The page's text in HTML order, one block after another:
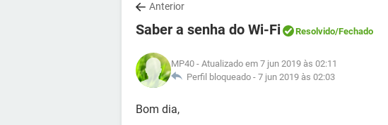
Anterior
Saber a senha do Wi-Fi Resolvido/Fechado
MP40 - Atualizado em 7 jun 2019 às 02:11
Perfil bloqueado - 7 jun 2019 às 02:03
Bom dia,